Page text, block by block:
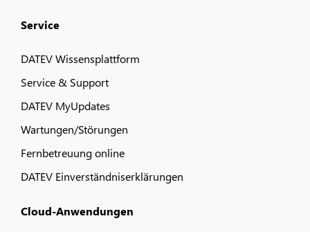
Service
DATEV Wissensplattform
Service & Support
DATEV MyUpdates
Wartungen/Störungen
Fernbetreuung online
DATEV Einverständniserklärungen
Cloud-Anwendungen